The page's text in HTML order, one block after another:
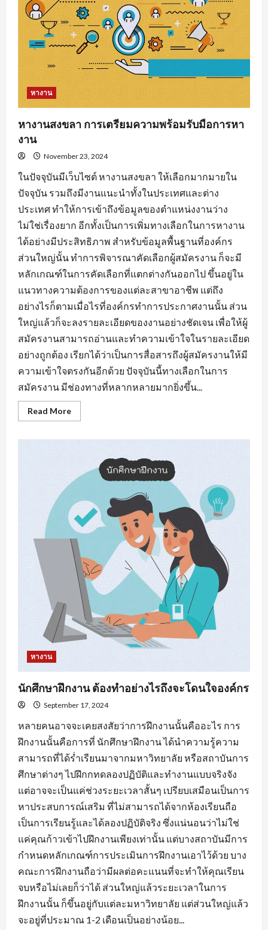
ทุก
สาขา
อาชีพ
หางาน
หางานสงขลา การเตรียมความพร้อมรับมือการหา
งาน
November 23, 2024
ในปัจจุบันมีเว็บไซต์ หางานสงขลา ให้เลือกมากมายใน
ปัจจุบัน รวมถึงมีงานแนะนำทั้งในประเทศและต่าง
ประเทศ ทำให้การเข้าถึงข้อมูลของตำแหน่งงานว่าง
ไม่ใช่เรื่องยาก อีกทั้งเป็นการเพิ่มทางเลือกในการหางาน
ได้อย่างมีประสิทธิภาพ สำหรับข้อมูลพื้นฐานที่องค์กร
ส่วนใหญ่นั้น ทำการพิจารณาคัดเลือกผู้สมัครงาน ก็จะมี
หลักเกณฑ์ในการคัดเลือกที่แตกต่างกันออกไป ขึ้นอยู่ใน
แนวทางความต้องการของแต่ละสาขาอาชีพ แต่ถึง
อย่างไรก็ตามเมื่อไรที่องค์กรทำการประกาศงานนั้น ส่วน
ใหญ่แล้วก็จะลงรายละเอียดของงานอย่างชัดเจน เพื่อให้ผู้
สมัครงานสามารถอ่านและทำความเข้าใจในรายละเอียด
อย่างถูกต้อง เรียกได้ว่าเป็นการสื่อสารถึงผู้สมัครงานให้มี
ความเข้าใจตรงกันอีกด้วย ปัจจุบันนี้ทางเลือกในการ
สมัครงาน มีช่องทางที่หลากหลายมากยิ่งขึ้น...
Read MoreRead
more
ยม
ความ
รับมือ
การ
หา
งาน
หางาน
นักศึกษาฝึกงาน ต้องทำอย่างไรถึงจะโดนใจองค์กร
September 17, 2024
หลายคนอาจจะเคยสงสัยว่าการฝึกงานนั้นคืออะไร การ
ฝึกงานนั้นคือการที่ นักศึกษาฝึกงาน ได้นำความรู้ความ
สามารถที่ได้ร่ำเรียนมาจากมหาวิทยาลัย หรือสถาบันการ
ศึกษาต่างๆ ไปฝึกกทดลองปฏิบัติและทำงานแบบจริงจัง
แต่อาจจะเป็นแค่ช่วงระยะเวลาสั้นๆ เปรียบเสมือนเป็นการ
หาประสบการณ์เสริม ที่ไม่สามารถได้จากห้องเรียนถือ
เป็นการเรียนรู้และได้ลองปฏิบัติจริง ซึ่งแน่นอนว่าไม่ใช่
แค่คุณก้าวเข้าไปฝึกงานเพียงเท่านั้น แต่บางสถาบันมีการ
กำหนดหลักเกณฑ์การประเมินการฝึกงานเอาไว้ด้วย บาง
คณะการฝึกงานถือว่ามีผลต่อคะแนนที่จะทำให้คุณเรียน
จบหรือไม่เลยก็ว่าได้ ส่วนใหญ่แล้วระยะเวลาในการ
ฝึกงานนั้น ก็ขึ้นอยู่กับแต่ละมหาวิทยาลัย แต่ส่วนใหญ่แล้ว
จะอยู่ที่ประมาณ 1-2 เดือนเป็นอย่างน้อย...